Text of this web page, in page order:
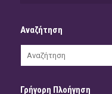
Αναζήτηση
Γρήγορη Πλοήγηση